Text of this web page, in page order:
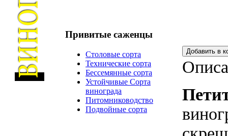
Привитые саженцы
Столовые сорта
Технические сорта
Бессемянные сорта
Устойчивые Сорта
винограда
Питомниководство
Подвойные сорта